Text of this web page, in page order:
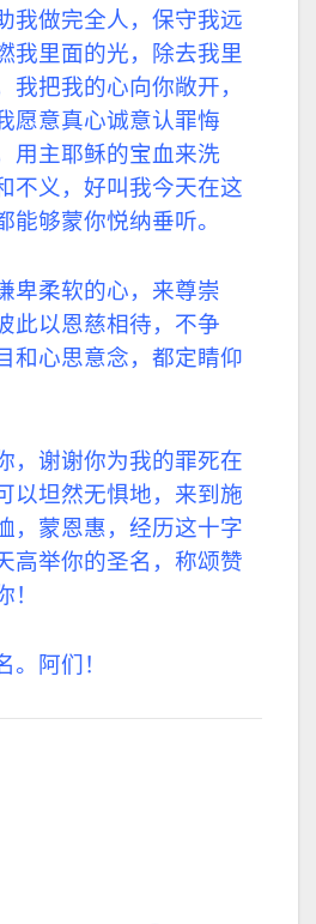
我做完全人，保守我远
我里面的光，除去我里
我把我的心向你敞开，
愿意真心诚意认罪悔
用主耶稣的宝血来洗
不义，好叫我今天在这
能够蒙你悦纳垂听。
卑柔软的心，来尊崇
此以恩慈相待，不争
和心思意念，都定睛仰
，谢谢你为我的罪死在
以坦然无惧地，来到施
，蒙恩惠，经历这十字
高举你的圣名，称颂赞
阿们！